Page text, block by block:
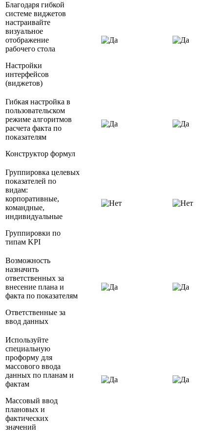
Благодаря гибкой
системе виджетов
настраивайте
визуальное
отображение
рабочего стола
Настройки
интерфейсов
(виджетов)
Гибкая настройка в
пользовательском
режиме алгоритмов
расчета факта по
показателям
Конструктор формул
Группировка целевых
показателей по
видам:
корпоративные,
командные,
индивидуальные
Группировки по
типам KPI
Возможность
назначить
ответственных за
внесение плана и
факта по показателям
Ответственные за
ввод данных
Используйте
специальную
проформу для
массового ввода
данных по планам и
фактам
Массовый ввод
плановых и
фактических
значений